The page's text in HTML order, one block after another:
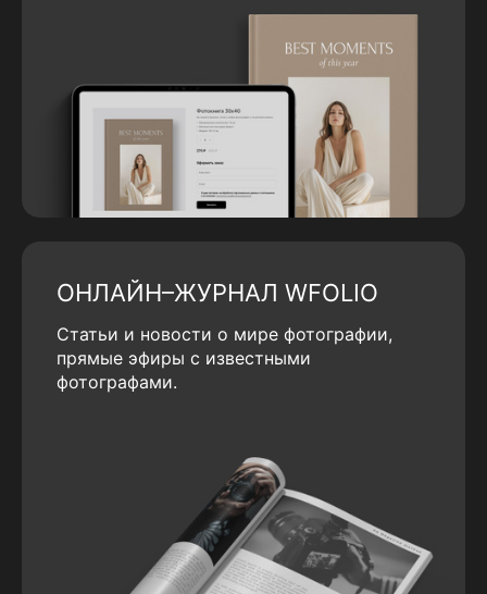
ОНЛАЙН–ЖУРНАЛ WFOLIO
Статьи и новости о мире фотографии,
прямые эфиры с известными
фотографами.